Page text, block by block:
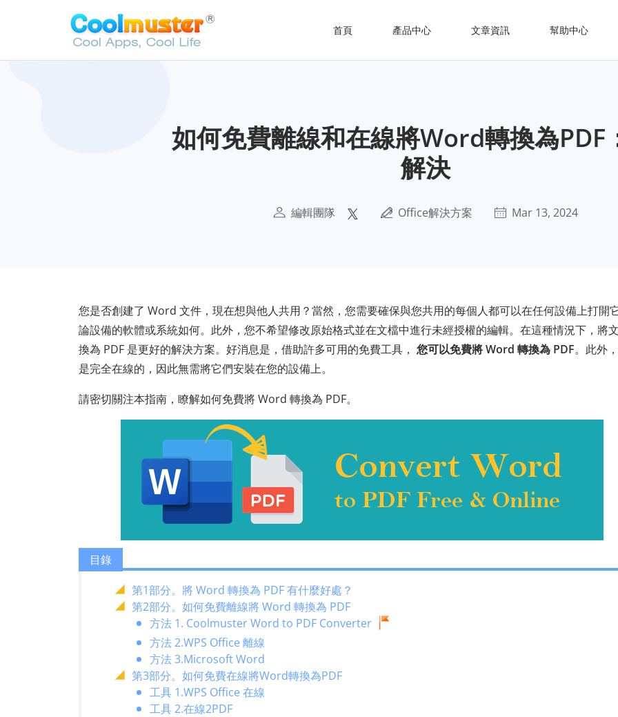
首頁 產品中心 文章資訊 幫助中心
如何免費離線和在線將Word轉換為PDF
解決
編輯團隊 Office解決方案 Mar 13, 2024
您是否創建了 Word 文件，現在想與他人共用？當然，您需要確保與您共用的每個人都可以在任何設備上打開
論設備的軟體或系統如何。此外，您不希望修改原始格式並在文檔中進行未經授權的編輯。在這種情況下，將
換為 PDF 是更好的解決方案。好消息是，借助許多可用的免費工具， 您可以免費將 Word 轉換為 PDF。此外
是完全在線的，因此無需將它們安裝在您的設備上。
請密切關注本指南，瞭解如何免費將 Word 轉換為 PDF。
目錄
第1部分。將 Word 轉換為 PDF 有什麼好處？
第2部分。如何免費離線將 Word 轉換為 PDF
方法 1. Coolmuster Word to PDF Converter
方法 2.WPS Office 離線
方法 3.Microsoft Word
第3部分。如何免費在線將Word轉換為PDF
工具 1.WPS Office 在線
工具 2.在線2PDF